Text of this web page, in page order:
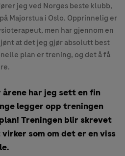
jeg ved Norges beste klubb,
Majorstua i Oslo. Opprinnelig er
men har gjennom en
at det jeg gjør absolutt best
plan er trening, og det å få
har jeg sett en fin
legger opp treningen
Treningen blir skrevet
som om det er en viss